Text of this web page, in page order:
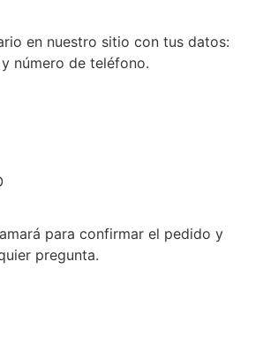
en nuestro sitio con tus datos:
número de teléfono.
para confirmar el pedido y
pregunta.